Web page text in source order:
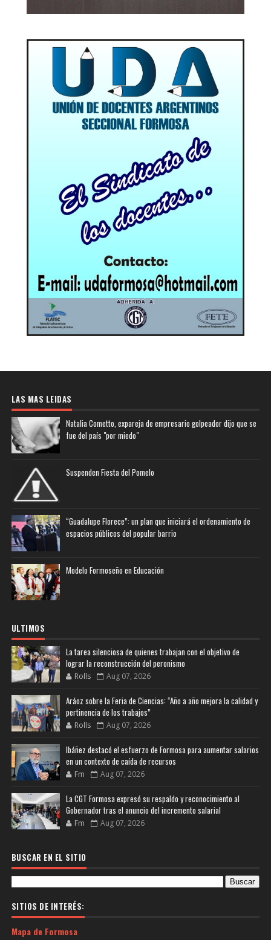
LAS MAS LEIDAS
Natalia Cometto, expareja de empresario golpeador dijo que se
fue del país "por miedo"
Suspenden Fiesta del Pomelo
“Guadalupe Florece”: un plan que iniciará el ordenamiento de
espacios públicos del popular barrio
Modelo Formoseño en Educación
ULTIMOS
La tarea silenciosa de quienes trabajan con el objetivo de
lograr la reconstrucción del peronismo
Rolls Aug 07, 2026
Aráoz sobre la Feria de Ciencias: “Año a año mejora la calidad y
pertinencia de los trabajos”
Rolls Aug 07, 2026
Ibáñez destacó el esfuerzo de Formosa para aumentar salarios
en un contexto de caída de recursos
Fm Aug 07, 2026
La CGT Formosa expresó su respaldo y reconocimiento al
Gobernador tras el anuncio del incremento salarial
Fm Aug 07, 2026
BUSCAR EN EL SITIO
SITIOS DE INTERÉS:
Mapa de Formosa